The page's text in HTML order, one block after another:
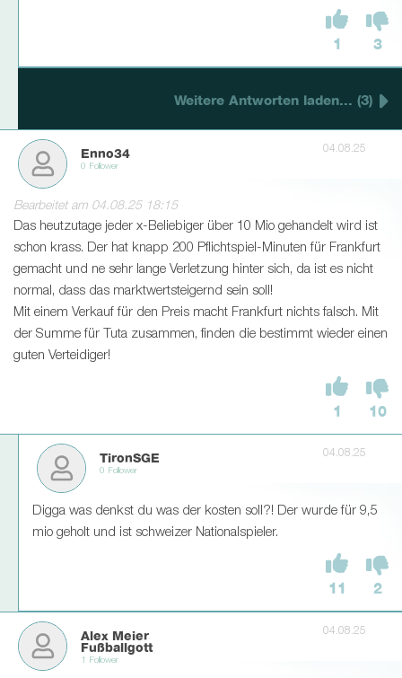
1 3
Weitere Antworten laden... (3)
Enno34
0 Follower
04.08.25
Bearbeitet am 04.08.25 18:15
Das heutzutage jeder x-Beliebiger über 10 Mio gehandelt wird ist
schon krass. Der hat knapp 200 Pflichtspiel-Minuten für Frankfurt
gemacht und ne sehr lange Verletzung hinter sich, da ist es nicht
normal, dass das marktwertsteigernd sein soll!
Mit einem Verkauf für den Preis macht Frankfurt nichts falsch. Mit
der Summe für Tuta zusammen, finden die bestimmt wieder einen
guten Verteidiger!
1 10
TironSGE
0 Follower
04.08.25
Digga was denkst du was der kosten soll?! Der wurde für 9,5
mio geholt und ist schweizer Nationalspieler.
11 2
Alex Meier
Fußballgott
1 Follower
04.08.25